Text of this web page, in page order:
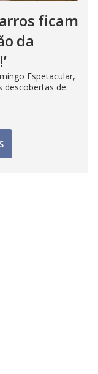
ficam
da
Espetacular,
descobertas de